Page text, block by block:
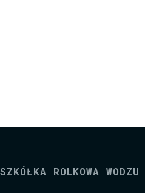
SZKÓŁKA ROLKOWA WODZU